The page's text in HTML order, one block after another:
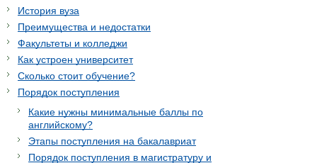
История вуза
Преимущества и недостатки
Факультеты и колледжи
Как устроен университет
Сколько стоит обучение?
Порядок поступления
Какие нужны минимальные баллы по
английскому?
Этапы поступления на бакалавриат
Порядок поступления в магистратуру и